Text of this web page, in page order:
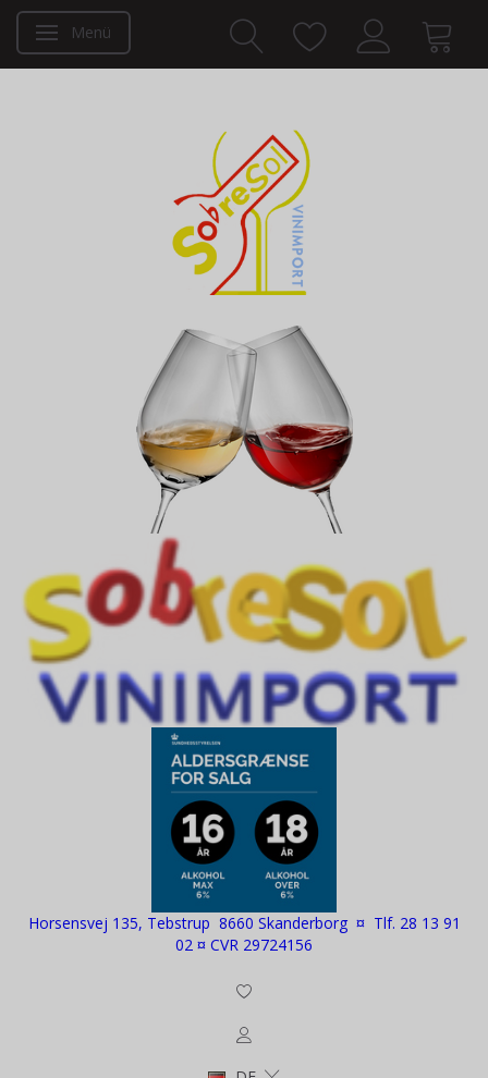
Anzeige ändern
Menü
Horsensvej 135, Tebstrup 8660 Skanderborg ¤ Tlf. 28 13 91
02 ¤ CVR 29724156